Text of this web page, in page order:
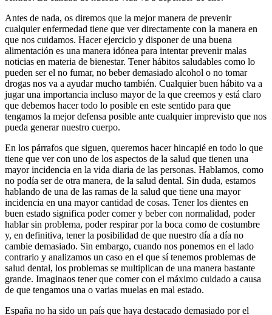
Antes de nada, os diremos que la mejor manera de prevenir
cualquier enfermedad tiene que ver directamente con la manera en
que nos cuidamos. Hacer ejercicio y disponer de una buena
alimentación es una manera idónea para intentar prevenir malas
noticias en materia de bienestar. Tener hábitos saludables como lo
pueden ser el no fumar, no beber demasiado alcohol o no tomar
drogas nos va a ayudar mucho también. Cualquier buen hábito va a
jugar una importancia incluso mayor de la que creemos y está claro
que debemos hacer todo lo posible en este sentido para que
tengamos la mejor defensa posible ante cualquier imprevisto que nos
pueda generar nuestro cuerpo.
En los párrafos que siguen, queremos hacer hincapié en todo lo que
tiene que ver con uno de los aspectos de la salud que tienen una
mayor incidencia en la vida diaria de las personas. Hablamos, como
no podía ser de otra manera, de la salud dental. Sin duda, estamos
hablando de una de las ramas de la salud que tiene una mayor
incidencia en una mayor cantidad de cosas. Tener los dientes en
buen estado significa poder comer y beber con normalidad, poder
hablar sin problema, poder respirar por la boca como de costumbre
y, en definitiva, tener la posibilidad de que nuestro día a día no
cambie demasiado. Sin embargo, cuando nos ponemos en el lado
contrario y analizamos un caso en el que sí tenemos problemas de
salud dental, los problemas se multiplican de una manera bastante
grande. Imaginaos tener que comer con el máximo cuidado a causa
de que tengamos una o varias muelas en mal estado.
España no ha sido un país que haya destacado demasiado por el